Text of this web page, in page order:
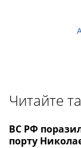
Читайте
ВС РФ
порту